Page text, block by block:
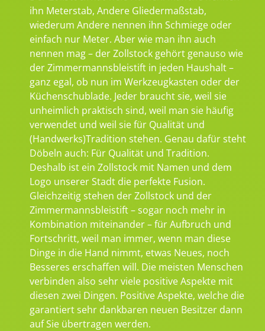
ihn Meterstab, Andere Gliedermaßstab,
wiederum Andere nennen ihn Schmiege oder
einfach nur Meter. Aber wie man ihn auch
nennen mag – der Zollstock gehört genauso wie
der Zimmermannsbleistift in jeden Haushalt –
ganz egal, ob nun im Werkzeugkasten oder der
Küchenschublade. Jeder braucht sie, weil sie
unheimlich praktisch sind, weil man sie häufig
verwendet und weil sie für Qualität und
(Handwerks)Tradition stehen. Genau dafür steht
Döbeln auch: Für Qualität und Tradition.
Deshalb ist ein Zollstock mit Namen und dem
Logo unserer Stadt die perfekte Fusion.
Gleichzeitig stehen der Zollstock und der
Zimmermannsbleistift – sogar noch mehr in
Kombination miteinander – für Aufbruch und
Fortschritt, weil man immer, wenn man diese
Dinge in die Hand nimmt, etwas Neues, noch
Besseres erschaffen will. Die meisten Menschen
verbinden also sehr viele positive Aspekte mit
diesen zwei Dingen. Positive Aspekte, welche die
garantiert sehr dankbaren neuen Besitzer dann
auf Sie übertragen werden.